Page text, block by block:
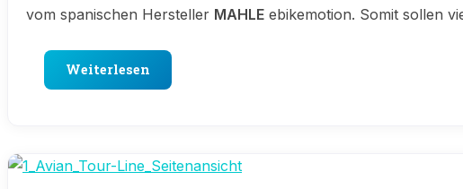
vom spanischen Hersteller MAHLE ebikemotion. Somit sollen
Weiterlesen